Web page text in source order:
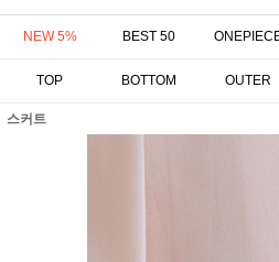
NEW 5% BEST 50
TOP BOTTOM OUTER
스커트